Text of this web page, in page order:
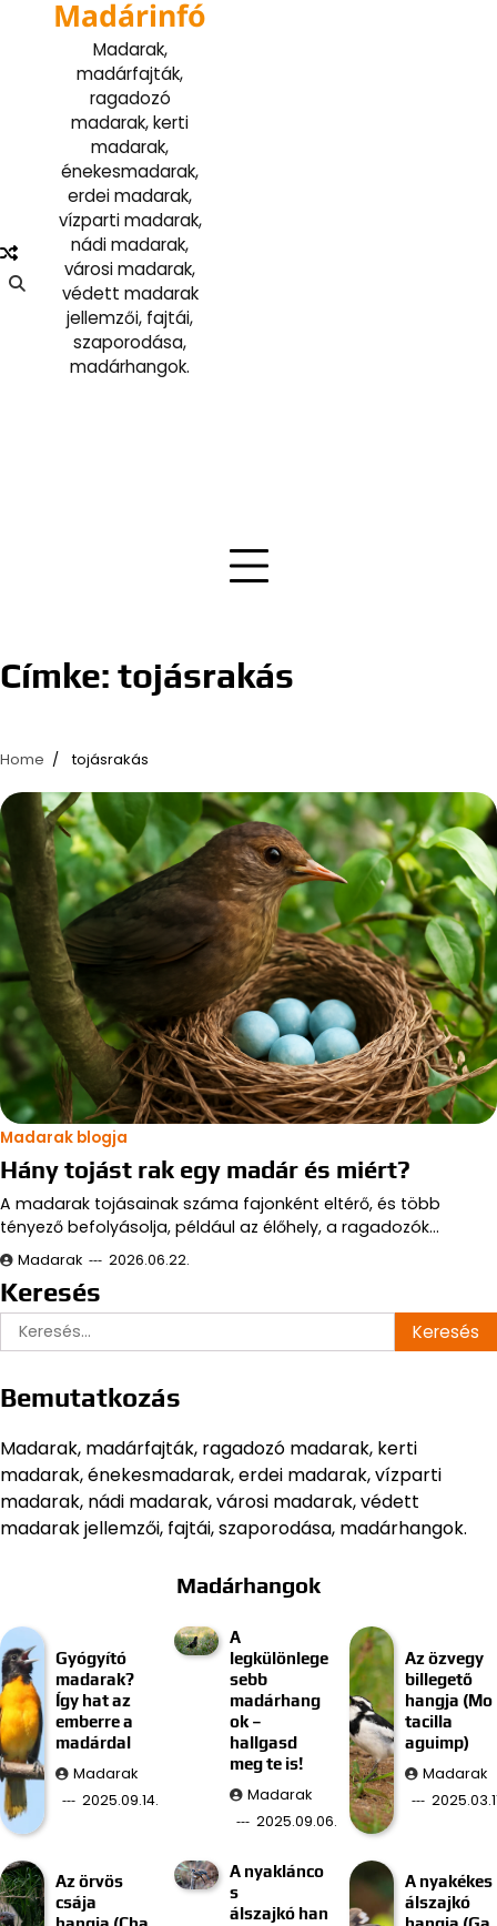
Madárinfó
Madarak,
madárfajták,
ragadozó
madarak, kerti
madarak,
énekesmadarak,
erdei madarak,
vízparti madarak,
nádi madarak,
városi madarak,
védett madarak
jellemzői, fajtái,
szaporodása,
madárhangok.
Címke: tojásrakás
Home tojásrakás
Madarak blogja
Hány tojást rak egy madár és miért?
A madarak tojásainak száma fajonként eltérő, és több
tényező befolyásolja, például az élőhely, a ragadozók…
Madarak 2026.06.22.
Keresés
Keresés:
Bemutatkozás
Madarak, madárfajták, ragadozó madarak, kerti
madarak, énekesmadarak, erdei madarak, vízparti
madarak, nádi madarak, városi madarak, védett
madarak jellemzői, fajtái, szaporodása, madárhangok.
Madárhangok
Gyógyító
madarak?
Így hat az
emberre a
madárdal
Madarak
2025.09.14.
A
legkülönlege
sebb
madárhang
ok –
hallgasd
meg te is!
Madarak
2025.09.06.
Az özvegy
billegető
hangja (Mo
tacilla
aguimp)
Madarak
Az örvös
csája
A nyaklánco
s
álszajkó han
A nyakékes
álszajkó